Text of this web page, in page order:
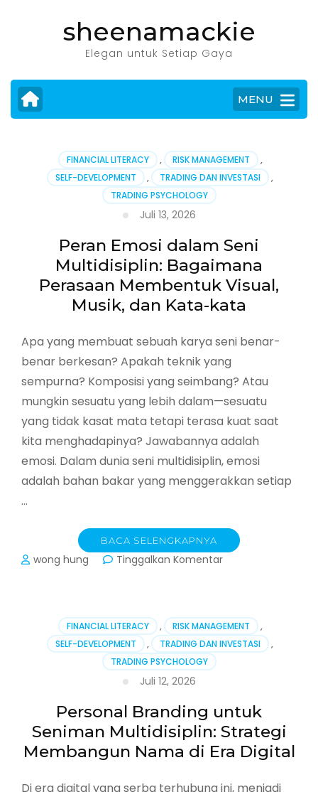
Enter)
sheenamackie
Elegan untuk Setiap Gaya
MENU
FINANCIAL LITERACY , RISK MANAGEMENT
,
SELF-DEVELOPMENT
, TRADING DAN INVESTASI
,
TRADING PSYCHOLOGY
Juli 13, 2026
Peran Emosi dalam Seni
Multidisiplin: Bagaimana
Perasaan Membentuk Visual,
Musik, dan Kata-kata
Apa yang membuat sebuah karya seni benar-
benar berkesan? Apakah teknik yang
sempurna? Komposisi yang seimbang? Atau
mungkin sesuatu yang lebih dalam—sesuatu
yang tidak kasat mata tetapi terasa kuat saat
kita menghadapinya? Jawabannya adalah
emosi. Dalam dunia seni multidisiplin, emosi
adalah bahan bakar yang menggerakkan setiap
…
BACA SELENGKAPNYA
wong hung Tinggalkan Komentarpada
Seni
Multidisiplin:
Bagaimana
Musik,
dan
Kata-
kata
FINANCIAL LITERACY , RISK MANAGEMENT
,
SELF-DEVELOPMENT
, TRADING DAN INVESTASI
,
TRADING PSYCHOLOGY
Juli 12, 2026
Personal Branding untuk
Seniman Multidisiplin: Strategi
Membangun Nama di Era Digital
Di era digital yang serba terhubung ini, menjadi